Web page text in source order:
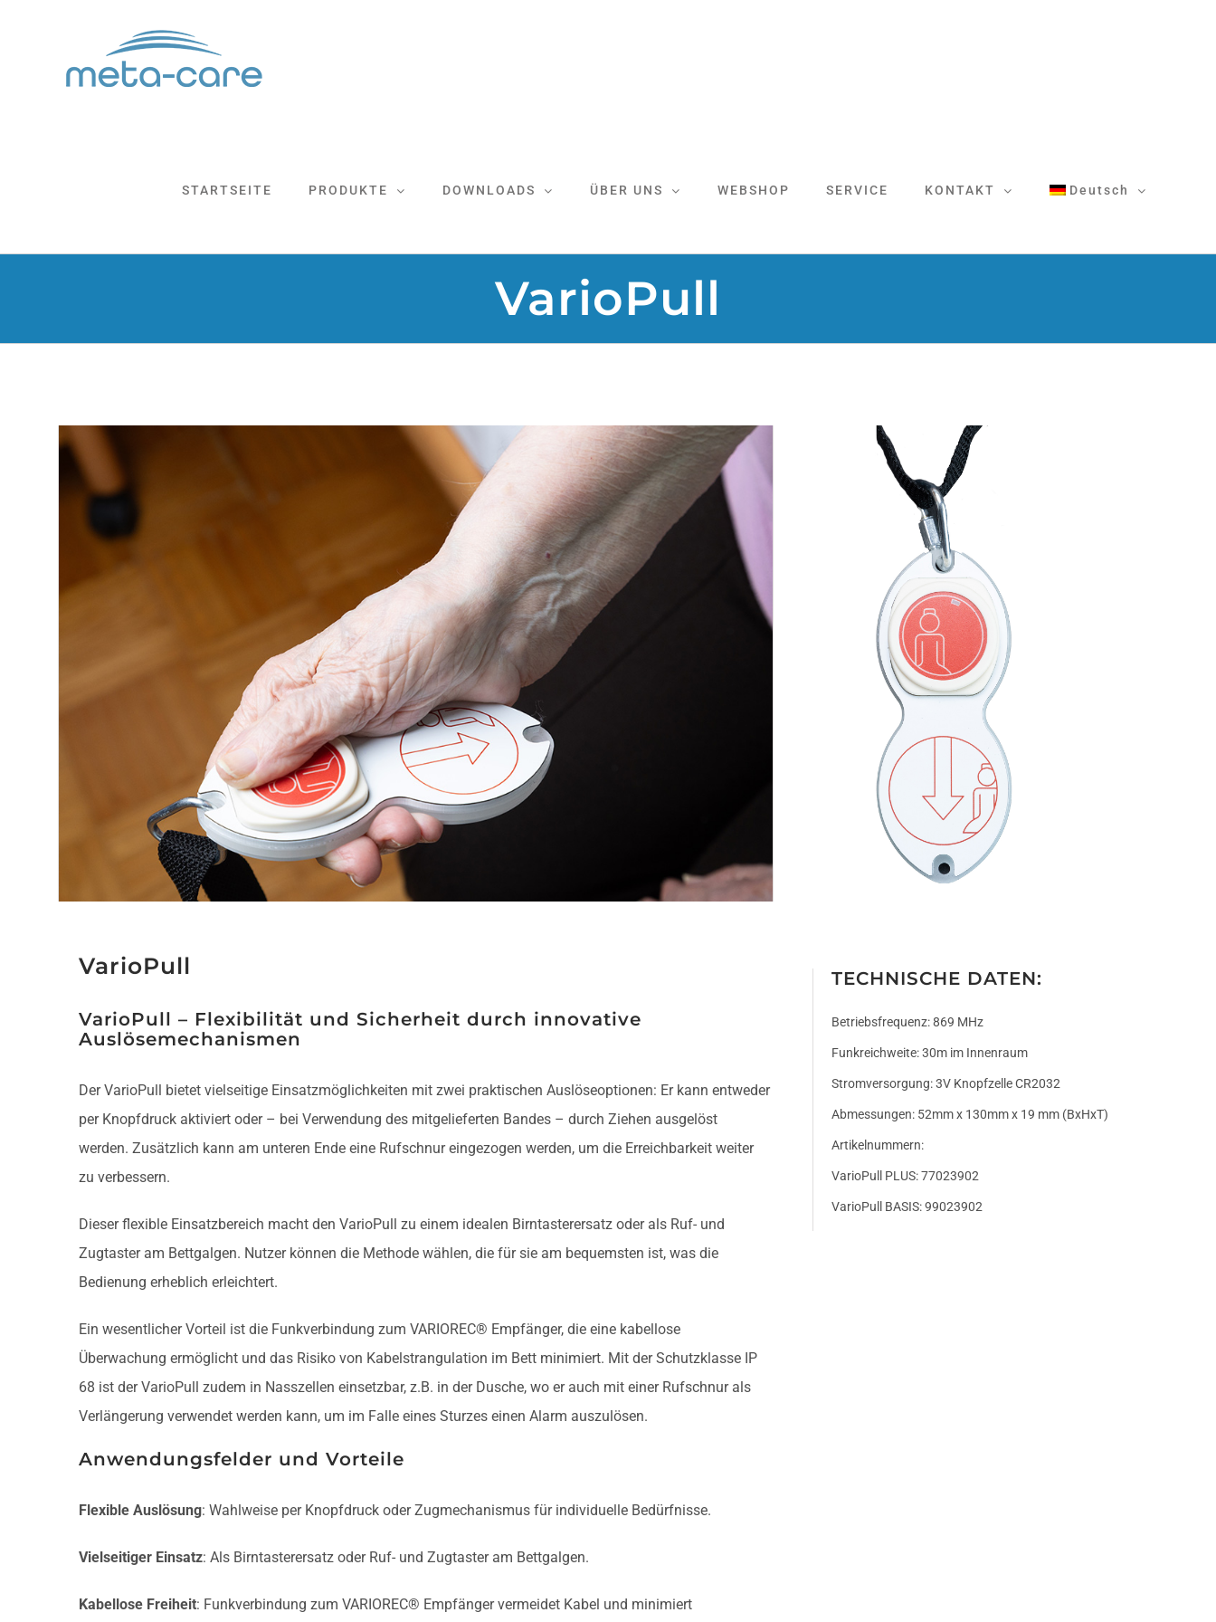
STARTSEITE PRODUKTE DOWNLOADS ÜBER UNS WEBSHOP SERVICE KONTAKT Deutsch
VarioPull
VarioPull
VarioPull – Flexibilität und Sicherheit durch innovative
Auslösemechanismen
Der VarioPull bietet vielseitige Einsatzmöglichkeiten mit zwei praktischen Auslöseoptionen: Er kann entweder
per Knopfdruck aktiviert oder – bei Verwendung des mitgelieferten Bandes – durch Ziehen ausgelöst
werden. Zusätzlich kann am unteren Ende eine Rufschnur eingezogen werden, um die Erreichbarkeit weiter
zu verbessern.
Dieser flexible Einsatzbereich macht den VarioPull zu einem idealen Birntasterersatz oder als Ruf- und
Zugtaster am Bettgalgen. Nutzer können die Methode wählen, die für sie am bequemsten ist, was die
Bedienung erheblich erleichtert.
Ein wesentlicher Vorteil ist die Funkverbindung zum VARIOREC® Empfänger, die eine kabellose
Überwachung ermöglicht und das Risiko von Kabelstrangulation im Bett minimiert. Mit der Schutzklasse IP
68 ist der VarioPull zudem in Nasszellen einsetzbar, z.B. in der Dusche, wo er auch mit einer Rufschnur als
Verlängerung verwendet werden kann, um im Falle eines Sturzes einen Alarm auszulösen.
Anwendungsfelder und Vorteile
Flexible Auslösung: Wahlweise per Knopfdruck oder Zugmechanismus für individuelle ­Bedürfnisse.
Vielseitiger Einsatz: Als Birntasterersatz oder Ruf- und Zugtaster am Bettgalgen.
Kabellose Freiheit: Funkverbindung zum VARIOREC® Empfänger vermeidet Kabel und minimiert
TECHNISCHE DATEN:
Betriebsfrequenz: 869 MHz
Funkreichweite: 30m im Innenraum
Stromversorgung: 3V Knopfzelle CR2032
Abmessungen: 52mm x 130mm x 19 mm (BxHxT)
Artikelnummern:
VarioPull PLUS: 77023902
VarioPull BASIS: 99023902